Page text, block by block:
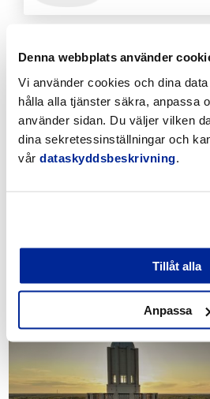
Denna webbplats använder
Vi använder cookies och dina
hålla alla tjänster säkra, anpassa
använder sidan. Du väljer vilken
dina sekretessinställningar och
vår dataskyddsbeskrivning
Tillåt alla
Anpassa
Se även dessa
Ungdomsbyrån